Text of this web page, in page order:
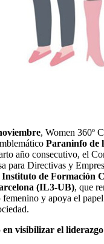
, Women 360º
Paraninfo de
año consecutivo, el
para Directivas y
Instituto de Formación
(IL3-UB), que
y apoya el
visibilizar el